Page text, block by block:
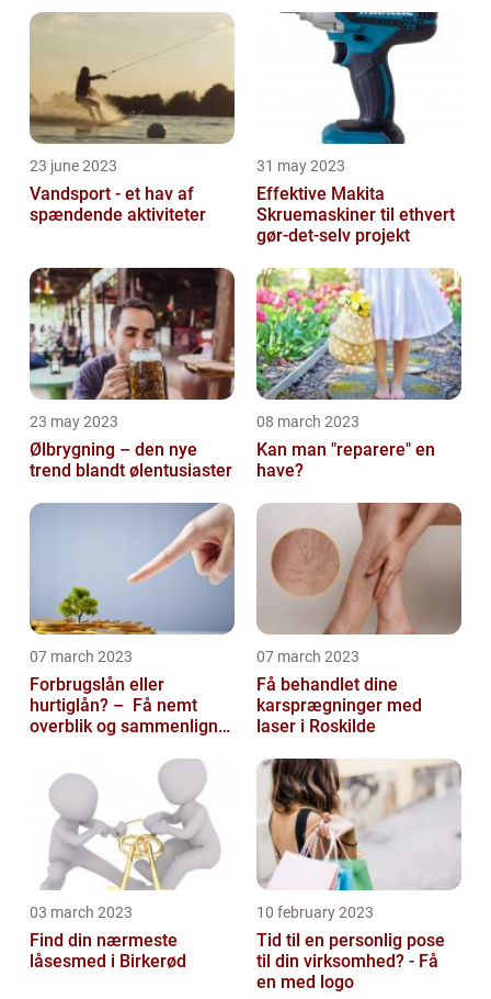
23 june 2023
Vandsport - et hav af
spændende aktiviteter
31 may 2023
Effektive Makita
Skruemaskiner til ethvert
gør-det-selv projekt
23 may 2023
Ølbrygning – den nye
trend blandt ølentusiaster
08 march 2023
Kan man "reparere" en
have?
07 march 2023
Forbrugslån eller
hurtiglån? – Få nemt
overblik og sammenlign
07 march 2023
Få behandlet dine
karsprægninger med
laser i Roskilde
03 march 2023
Find din nærmeste
låsesmed i Birkerød
10 february 2023
Tid til en personlig pose
til din virksomhed? - Få
en med logo